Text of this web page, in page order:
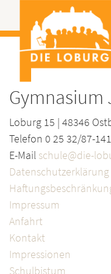
Gymnasium
Loburg 15 | 48346
Telefon 0 25 32/87-141
E-Mail schule@die-
Datenschutzerklärung
Impressum
Anfahrt
Kontakt
Impressionen
Schulbistum